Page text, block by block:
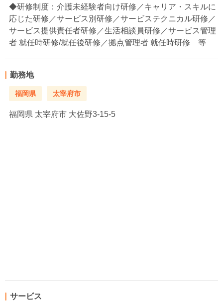
◆研修制度：介護未経験者向け研修／キャリア・スキルに
応じた研修／サービス別研修／サービステクニカル研修／
サービス提供責任者研修／生活相談員研修／サービス管理
者 就任時研修/就任後研修／拠点管理者 就任時研修 等
勤務地
福岡県 太宰府市
福岡県 太宰府市 大佐野3-15-5
サービス